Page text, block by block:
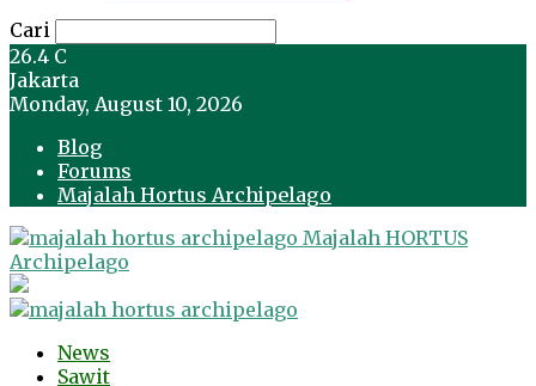
Cari
26.4 C
Jakarta
Monday, August 10, 2026
Blog
Forums
Majalah Hortus Archipelago
Majalah HORTUS
Archipelago
News
Sawit